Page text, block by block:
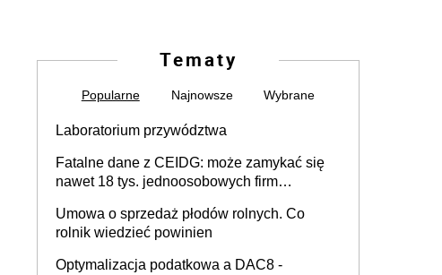
Tematy
Popularne Najnowsze Wybrane
Laboratorium przywództwa
Fatalne dane z CEIDG: może zamykać się
nawet 18 tys. jednoosobowych firm
Umowa o sprzedaż płodów rolnych. Co
rolnik wiedzieć powinien
Optymalizacja podatkowa a DAC8 -